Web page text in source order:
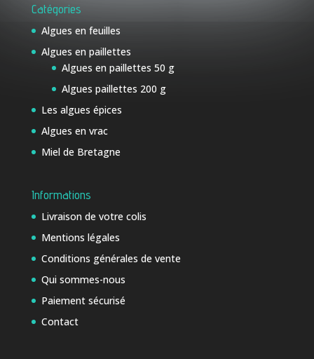
Catégories
Algues en feuilles
Algues en paillettes
Algues en paillettes 50 g
Algues paillettes 200 g
Les algues épices
Algues en vrac
Miel de Bretagne
Informations
Livraison de votre colis
Mentions légales
Conditions générales de vente
Qui sommes-nous
Paiement sécurisé
Contact